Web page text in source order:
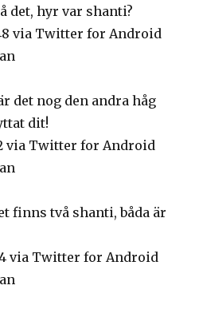
det, hyr var shanti?
via Twitter for Android
det nog den andra håg
dit!
via Twitter for Android
finns två shanti, båda är
via Twitter for Android